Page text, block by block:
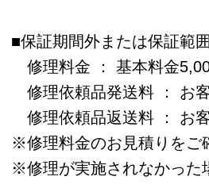
■保証期間外または保証範
修理料金 ： 基本料金
修理依頼品発送料 ： お客
修理依頼品返送料 ： お客
※修理料金のお見積りをご
※修理が実施されなかった